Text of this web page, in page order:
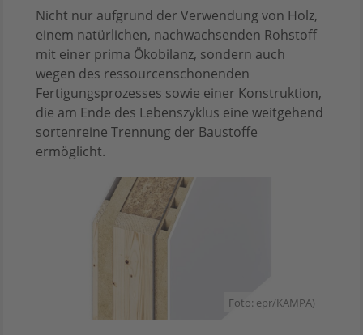
Nicht nur aufgrund der Verwendung von Holz,
einem natürlichen, nachwachsenden Rohstoff
mit einer prima Ökobilanz, sondern auch
wegen des ressourcenschonenden
Fertigungsprozesses sowie einer Konstruktion,
die am Ende des Lebenszyklus eine weitgehend
sortenreine Trennung der Baustoffe
ermöglicht.
Foto: epr/KAMPA)